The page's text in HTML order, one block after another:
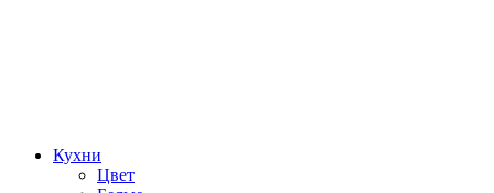
Кухни
Цвет